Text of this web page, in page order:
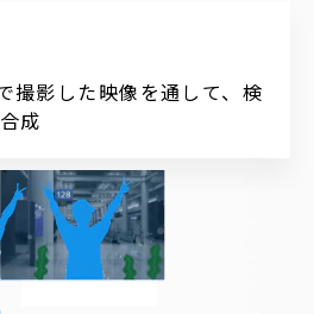
撮影した映像を通して、検
成